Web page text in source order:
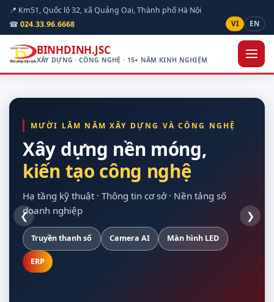
📍 Km51, Quốc lộ 32, xã Quảng Oai, Thành phố Hà Nội
☎ 024.33.96.6668 VI EN
BINHDINH.JSC
XÂY DỰNG · CÔNG NGHỆ · 15+ NĂM KINH NGHIỆM
MƯỜI LĂM NĂM XÂY DỰNG VÀ CÔNG NGHỆ
Xây dựng nền móng,
kiến tạo công nghệ
Hạ tầng kỹ thuật · Thông tin cơ sở · Nền tảng số
doanh nghiệp
Truyền thanh số Camera AI Màn hình LED
ERP
hạ tầng kỹ thuật
Xây dựng dân dụng Giao thông Nội thất
Điện mặt trời
quan sát được hiện
trường
Chuẩn Thông tư 24/2025
cho doanh nghiệp
Nền Odoo Hạ tầng máy chủ Sao lưu tự động
Tuỳ chỉnh theo nghiệp vụ
vòng đời dự án
Khảo sát trên bản đồ số Dự toán theo định mức
Bàn giao đủ tài liệu
❮ ❯